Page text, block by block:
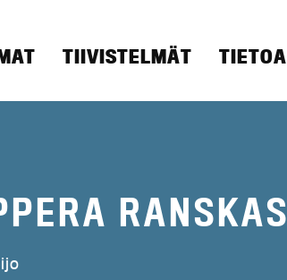
TIIVISTELMÄT TIETOA